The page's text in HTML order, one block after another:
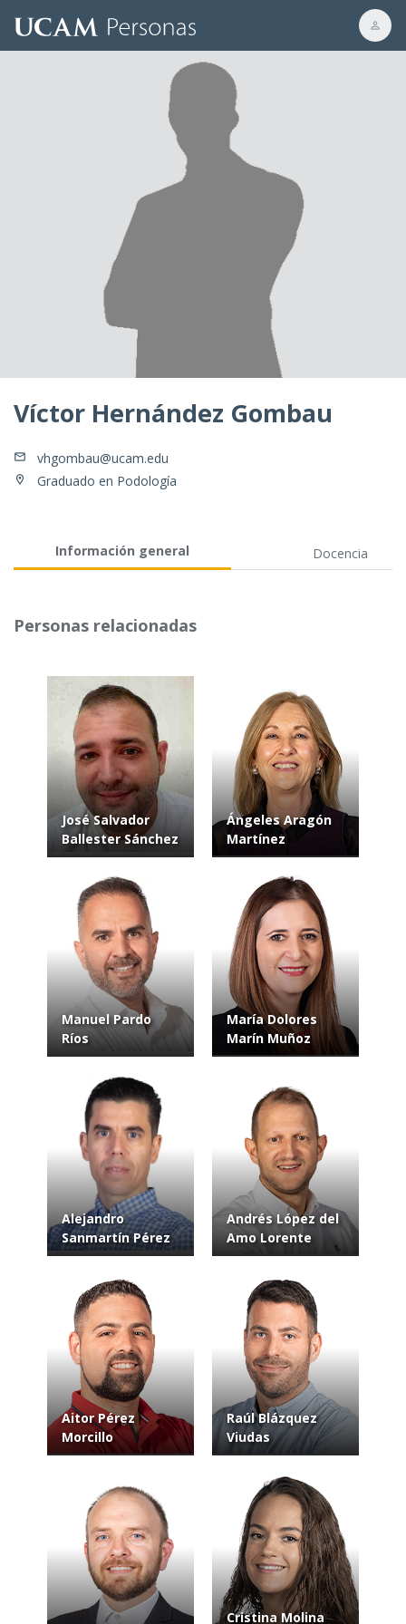
Víctor Hernández Gombau
vhgombau@ucam.edu
Graduado en Podología
Información general Docencia
Personas relacionadas
José Salvador
Ballester Sánchez
Ángeles Aragón
Martínez
Manuel Pardo
Ríos
María Dolores
Marín Muñoz
Alejandro
Sanmartín Pérez
Andrés López del
Amo Lorente
Aitor Pérez
Morcillo
Raúl Blázquez
Viudas
Cristina Molina